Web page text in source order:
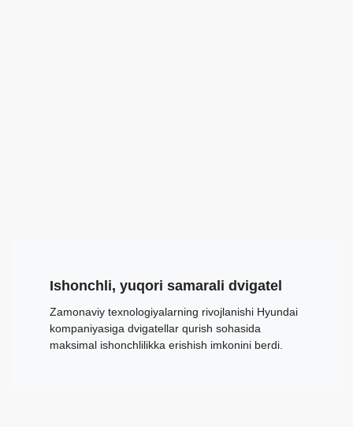
Ishonchli, yuqori samarali dvigatel
Zamonaviy texnologiyalarning rivojlanishi Hyundai
kompaniyasiga dvigatellar qurish sohasida
maksimal ishonchlilikka erishish imkonini berdi.